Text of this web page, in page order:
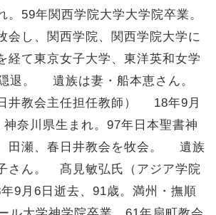
。59年関西学院大学大学院卒業。
会し、関西学院、関西学院大学に
経て東京女子大学、東洋英和女学
退。 遺族は妻・船本恵さん。
井教会主任担任教師） 18年9月
奈川県生まれ。97年日本聖書神
田瀬、春日井教会を牧会。 遺族
さん。 髙見敏弘氏（アジア学院
9月6日逝去、91歳。満州・撫順